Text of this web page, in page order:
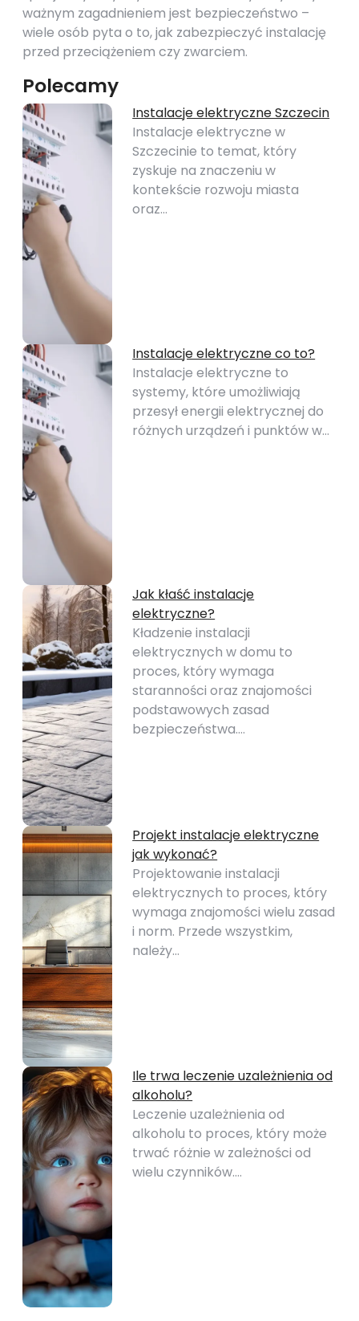
ważnym zagadnieniem jest bezpieczeństwo –
wiele osób pyta o to, jak zabezpieczyć instalację
przed przeciążeniem czy zwarciem.
Polecamy
Instalacje elektryczne Szczecin
Instalacje elektryczne w
Szczecinie to temat, który
zyskuje na znaczeniu w
kontekście rozwoju miasta
oraz…
Instalacje elektryczne co to?
Instalacje elektryczne to
systemy, które umożliwiają
przesył energii elektrycznej do
różnych urządzeń i punktów w…
Jak kłaść instalacje
elektryczne?
Kładzenie instalacji
elektrycznych w domu to
proces, który wymaga
staranności oraz znajomości
podstawowych zasad
bezpieczeństwa.…
Projekt instalacje elektryczne
jak wykonać?
Projektowanie instalacji
elektrycznych to proces, który
wymaga znajomości wielu zasad
i norm. Przede wszystkim,
należy…
Ile trwa leczenie uzależnienia od
alkoholu?
Leczenie uzależnienia od
alkoholu to proces, który może
trwać różnie w zależności od
wielu czynników.…